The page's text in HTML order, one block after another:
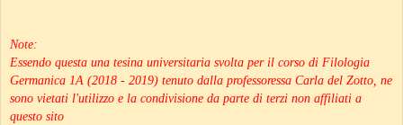
Note:
Essendo questa una tesina universitaria svolta per il corso di Filologia
Germanica 1A (2018 - 2019) tenuto dalla professoressa Carla del Zotto, ne
sono vietati l'utilizzo e la condivisione da parte di terzi non affiliati a
questo sito